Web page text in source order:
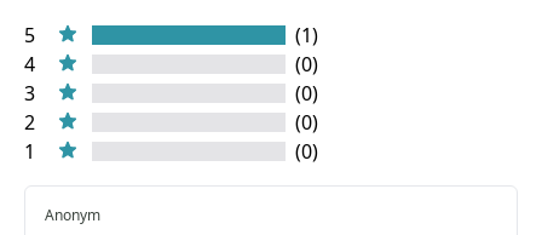
5
(1)
4
(0)
3
(0)
2
(0)
1
(0)
Anonym